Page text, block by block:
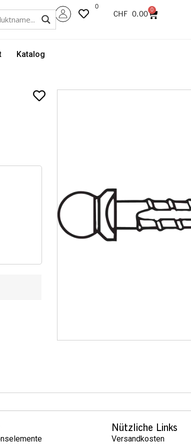
0
CHF 0.00
0
Katalog
Nützliche Links
Versandkosten